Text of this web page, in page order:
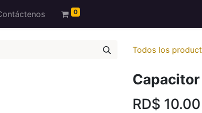
0
Todos los
Capacitor
RD$ 10.00